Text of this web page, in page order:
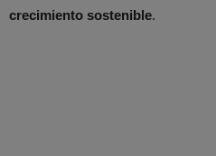
crecimiento sostenible.